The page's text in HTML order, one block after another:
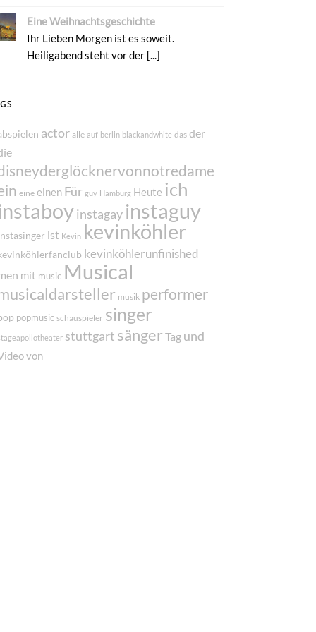
Eine Weihnachtsgeschichte
Ihr Lieben Morgen ist es soweit.
Heiligabend steht vor der [...]
actor alle auf berlin blackandwhite das der
eine einen Für guy Hamburg Heute ich
instagay instaguy
ist Kevin kevinköhler
kevinköhlerunfinished
mit music Musical
musik performer
popmusic schauspieler singer
stuttgart sänger Tag und
von